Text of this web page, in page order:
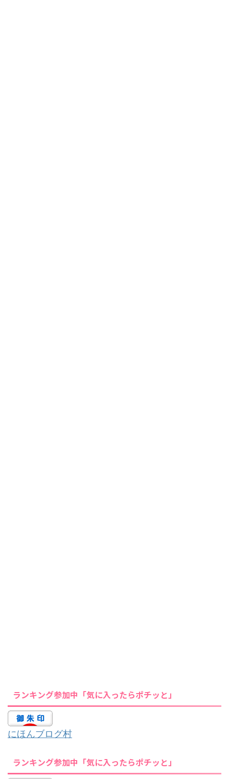
ランキング参加中「気に入ったらポチッと」
にほんブログ村
ランキング参加中「気に入ったらポチッと」